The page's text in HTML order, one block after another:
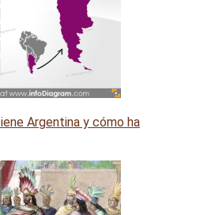
Argentina y cómo ha